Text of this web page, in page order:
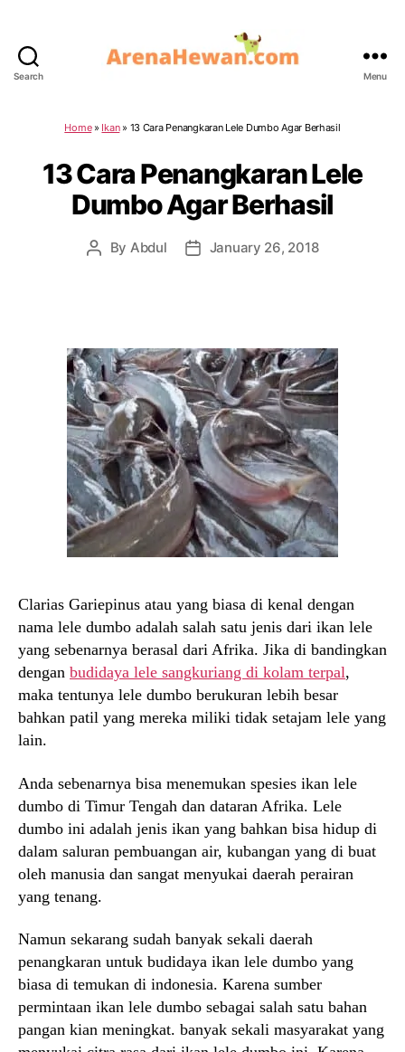
Search Menu
Home» Ikan» 13 Cara Penangkaran Lele Dumbo Agar Berhasil
13 Cara Penangkaran Lele
Dumbo Agar Berhasil
Post
By Abdul
PostJanuary 26, 2018
Clarias Gariepinus atau yang biasa di kenal dengan
nama lele dumbo adalah salah satu jenis dari ikan lele
yang sebenarnya berasal dari Afrika. Jika di bandingkan
dengan budidaya lele sangkuriang di kolam terpal,
maka tentunya lele dumbo berukuran lebih besar
bahkan patil yang mereka miliki tidak setajam lele yang
lain.
Anda sebenarnya bisa menemukan spesies ikan lele
dumbo di Timur Tengah dan dataran Afrika. Lele
dumbo ini adalah jenis ikan yang bahkan bisa hidup di
dalam saluran pembuangan air, kubangan yang di buat
oleh manusia dan sangat menyukai daerah perairan
yang tenang.
Namun sekarang sudah banyak sekali daerah
penangkaran untuk budidaya ikan lele dumbo yang
biasa di temukan di indonesia. Karena sumber
permintaan ikan lele dumbo sebagai salah satu bahan
pangan kian meningkat. banyak sekali masyarakat yang